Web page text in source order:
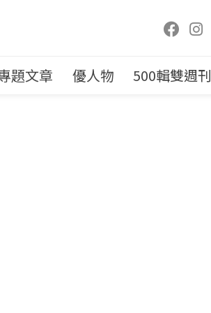
題文章 優人物 500輯雙週刊